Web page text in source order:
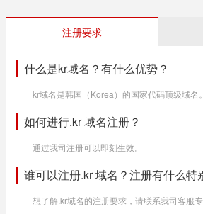
注册要求
什么是kr域名？有什么优势？
kr域名是韩国（Korea）的国家代码顶级域名。
如何进行.kr 域名注册？
通过我司注册可以即刻生效。
谁可以注册.kr 域名？注册有什么特
想了解.kr域名的注册要求，请联系我司客服专